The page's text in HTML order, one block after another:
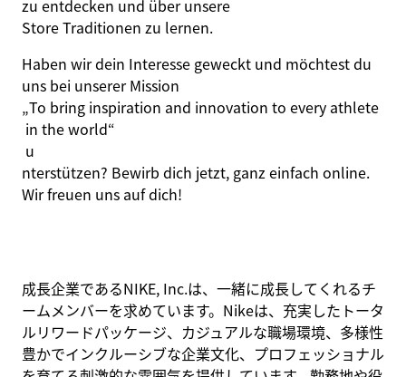
zu entdecken und über unsere
Store Traditionen zu lernen.
Haben wir dein Interesse geweckt und möchtest du
uns bei unserer Mission
„To bring inspiration and innovation to every athlete
in theworld“
u
nterstützen? Bewirb dich jetzt, ganz einfach online.
Wir freuen uns auf dich!
成長企業であるNIKE, Inc.は、一緒に成長してくれるチ
ームメンバーを求めています。Nikeは、充実したトータ
ルリワードパッケージ、カジュアルな職場環境、多様性
豊かでインクルーシブな企業文化、プロフェッショナル